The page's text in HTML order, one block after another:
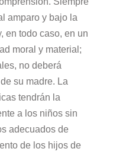
amparo y bajo la
en todo caso, en un
moral y material;
no deberá
su madre. La
tendrán la
a los niños sin
adecuados de
de los hijos de